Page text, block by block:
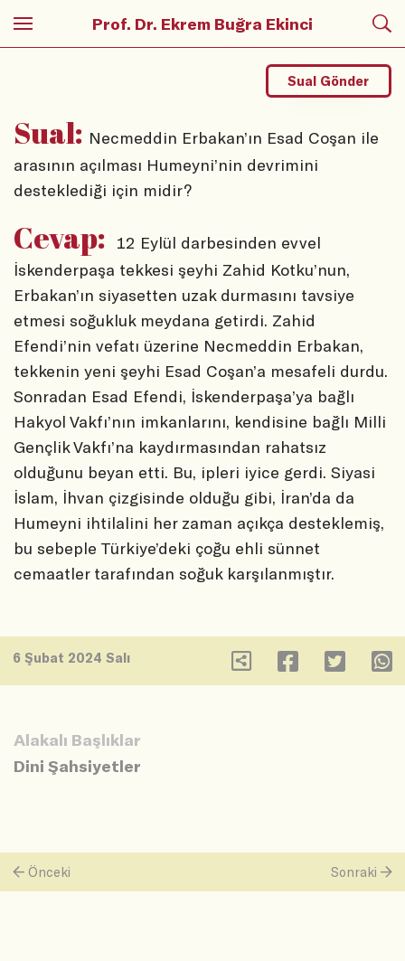
Prof. Dr. Ekrem Buğra Ekinci
Sual: Necmeddin Erbakan’ın Esad Coşan ile
arasının açılması Humeyni’nin devrimini
desteklediği için midir?
Sual Gönder
Cevap:
12 Eylül darbesinden evvel
İskenderpaşa tekkesi şeyhi Zahid Kotku’nun,
Erbakan’ın siyasetten uzak durmasını tavsiye
etmesi soğukluk meydana getirdi. Zahid
Efendi’nin vefatı üzerine Necmeddin Erbakan,
tekkenin yeni şeyhi Esad Coşan’a mesafeli durdu.
Sonradan Esad Efendi, İskenderpaşa’ya bağlı
Hakyol Vakfı’nın imkanlarını, kendisine bağlı Milli
Gençlik Vakfı’na kaydırmasından rahatsız
olduğunu beyan etti. Bu, ipleri iyice gerdi. Siyasi
İslam, İhvan çizgisinde olduğu gibi, İran’da da
Humeyni ihtilalini her zaman açıkça desteklemiş,
bu sebeple Türkiye’deki çoğu ehli sünnet
cemaatler tarafından soğuk karşılanmıştır.
6 Şubat 2024 Salı
Alakalı Başlıklar
Dini Şahsiyetler
Önceki Sonraki